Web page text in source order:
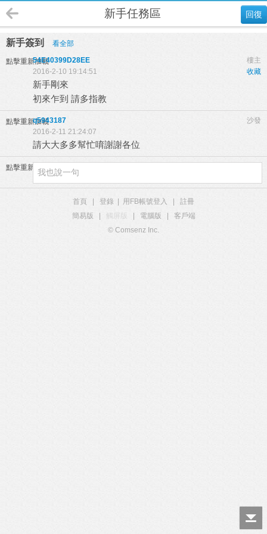
回復
新手任務區
新手簽到 看全部
點擊重新加載 樓主
54E40399D28EE
收藏
2016-2-10 19:14:51
新手剛來
初來乍到 請多指教
點擊重新加載 沙發
q5943187
2016-2-11 21:24:07
請大大多多幫忙唷謝謝各位
點擊重新加載
首頁 登錄 用FB帳號登入
註冊
簡易版
觸屏版 電腦版
客戶端
© Comsenz Inc.